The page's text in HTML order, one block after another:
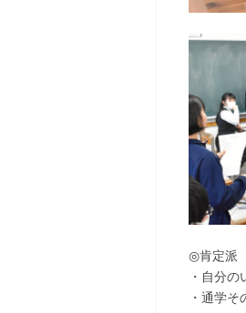
◎肯定派
・自分
・通学